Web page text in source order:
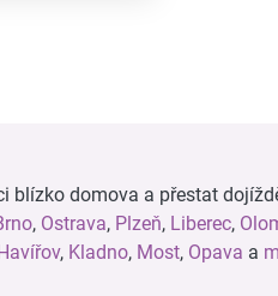
blízko domova a přestat
, Ostrava, Plzeň, Liberec,
, Kladno, Most, Opava a